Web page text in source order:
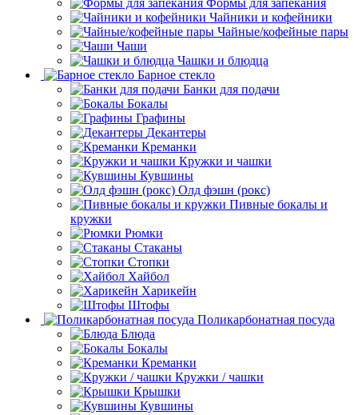
Чайники и кофейники
Чайные/кофейные пары
Чаши
Чашки и блюдца
Барное стекло
Банки для подачи
Бокалы
Графины
Декантеры
Креманки
Кружки и чашки
Кувшины
Олд фэшн (рокс)
Пивные бокалы и
кружки
Рюмки
Стаканы
Стопки
Хайбол
Харикейн
Штофы
Поликарбонатная посуда
Блюда
Бокалы
Креманки
Кружки / чашки
Крышки
Кувшины